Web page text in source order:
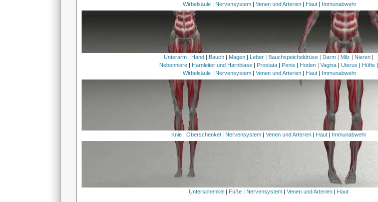
Wirbelsäule| Nervensystem| Venen und Arterien| Haut| Immunabwehr
Unterarm | Hand | Bauch | Magen | Leber | Bauchspeicheldrüse | Darm | Milz | Nieren |
Nebenniere | Harnleiter und Harnblase | Prostata | Penis | Hoden |Vagina |Uterus | Hüfte |
Wirbelsäule| Nervensystem| Venen und Arterien| Haut| Immunabwehr
Knie| Oberschenkel Nervensystem| Venen und Arterien| Haut| Immunabwehr
Unterschenkel | Füße | Nervensystem |Venen und Arterien | Haut